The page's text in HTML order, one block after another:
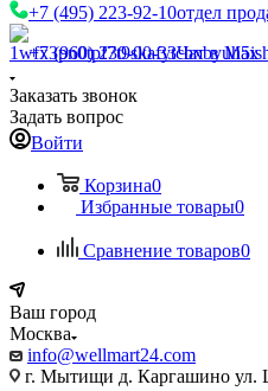
+7 (495) 223-92-10отдел
+7 (960) 230-00-33Чат в Max
Заказать звонок
Задать вопрос
Войти
Корзина0
Избранные товары0
Сравнение товаров0
Ваш город
Москва
info@wellmart24.com
г. Мытищи д. Каргашино ул.